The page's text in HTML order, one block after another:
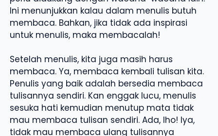
Ini menunjukkan kalau dalam menulis butuh
membaca. Bahkan, jika tidak ada inspirasi
untuk menulis, maka membacalah!
Setelah menulis, kita juga masih harus
membaca. Ya, membaca kembali tulisan kita.
Penulis yang baik adalah bersedia membaca
tulisannya sendiri. Kan enggak lucu, menulis
sesuka hati kemudian menutup mata tidak
mau membaca tulisan sendiri. Ada, lho! Iya,
tidak mau membaca ulang tulisannya